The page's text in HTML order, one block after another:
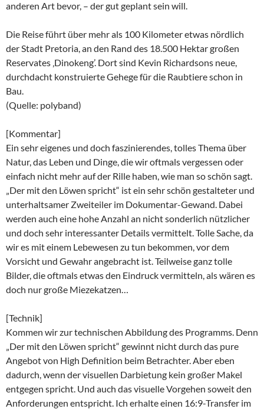
anderen Art bevor, – der gut geplant sein will.
Die Reise führt über mehr als 100 Kilometer etwas nördlich
der Stadt Pretoria, an den Rand des 18.500 Hektar großen
Reservates ‚Dinokeng’. Dort sind Kevin Richardsons neue,
durchdacht konstruierte Gehege für die Raubtiere schon in
Bau.
(Quelle: polyband)
[Kommentar]
Ein sehr eigenes und doch faszinierendes, tolles Thema über
Natur, das Leben und Dinge, die wir oftmals vergessen oder
einfach nicht mehr auf der Rille haben, wie man so schön sagt.
„Der mit den Löwen spricht“ ist ein sehr schön gestalteter und
unterhaltsamer Zweiteiler im Dokumentar-Gewand. Dabei
werden auch eine hohe Anzahl an nicht sonderlich nützlicher
und doch sehr interessanter Details vermittelt. Tolle Sache, da
wir es mit einem Lebewesen zu tun bekommen, vor dem
Vorsicht und Gewahr angebracht ist. Teilweise ganz tolle
Bilder, die oftmals etwas den Eindruck vermitteln, als wären es
doch nur große Miezekatzen…
[Technik]
Kommen wir zur technischen Abbildung des Programms. Denn
„Der mit den Löwen spricht“ gewinnt nicht durch das pure
Angebot von High Definition beim Betrachter. Aber eben
dadurch, wenn der visuellen Darbietung kein großer Makel
entgegen spricht. Und auch das visuelle Vorgehen soweit den
Anforderungen entspricht. Ich erhalte einen 16:9-Transfer im